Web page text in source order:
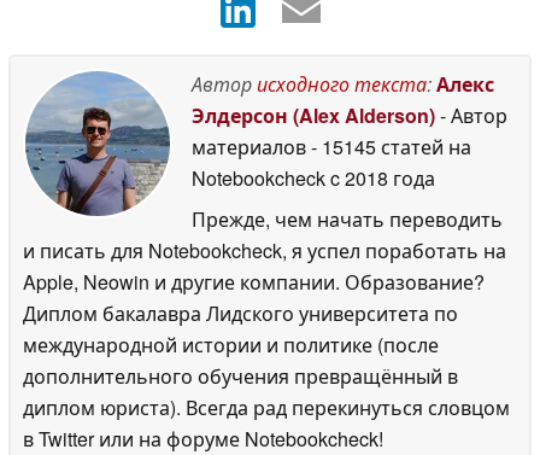
Авторисходного текста:Алекс
Элдерсон (Alex Alderson)- Автор
материалов- 15145 статей на
Notebookcheckc 2018 года
Прежде, чем начать переводить
и писать для Notebookcheck, я успел поработать на
Apple, Neowin и другие компании. Образование?
Диплом бакалавра Лидского университета по
международной истории и политике (после
дополнительного обучения превращённый в
диплом юриста). Всегда рад перекинуться словцом
в Twitter или на форуме Notebookcheck!